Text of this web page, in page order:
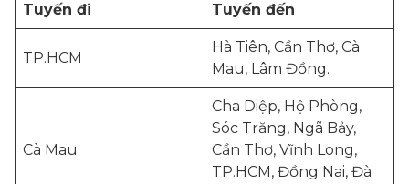
Tuyến đi Tuyến đến
TP.HCM
Hà Tiên, Cần Thơ, Cà
Mau, Lâm Đồng.
Cà Mau
Cha Diệp, Hộ Phòng,
Sóc Trăng, Ngã Bảy,
Cần Thơ, Vĩnh Long,
TP.HCM, Đồng Nai, Đà